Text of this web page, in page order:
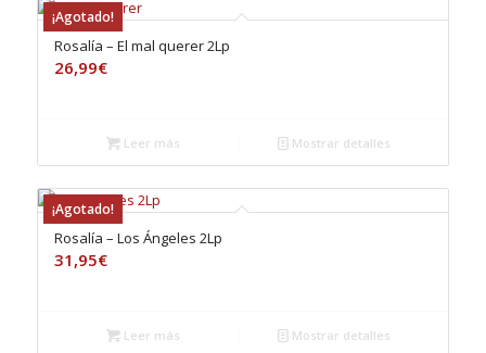
¡Agotado!
Rosalía – El mal querer 2Lp
26,99€
Leer más Mostrar detalles
¡Agotado!
Rosalía – Los Ángeles 2Lp
31,95€
Leer más Mostrar detalles